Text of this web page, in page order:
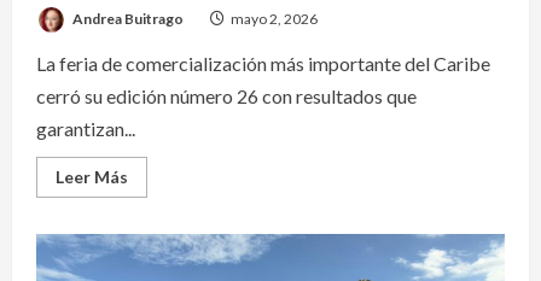
Andrea Buitrago mayo 2, 2026
La feria de comercialización más importante del Caribe
cerró su edición número 26 con resultados que
garantizan...
Leer Más
more
2026:
Récord